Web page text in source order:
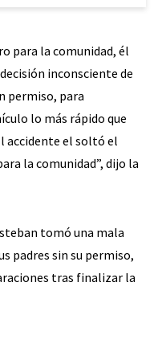
para la comunidad, él
inconsciente de
permiso, para
lo más rápido que
accidente el soltó el
la comunidad”, dijo la
tomó una mala
padres sin su permiso,
tras finalizar la